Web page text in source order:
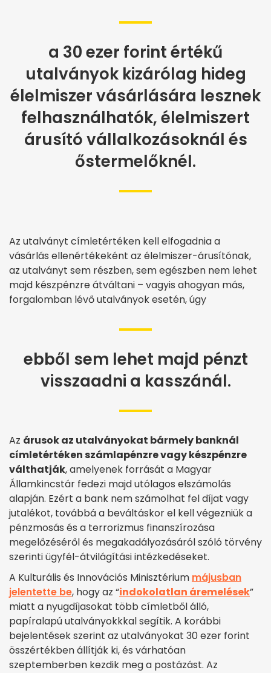
a 30 ezer forint értékű
utalványok kizárólag hideg
élelmiszer vásárlására lesznek
felhasználhatók, élelmiszert
árusító vállalkozásoknál és
őstermelőknél.
Az utalványt címletértéken kell elfogadnia a
vásárlás ellenértékeként az élelmiszer-árusítónak,
az utalványt sem részben, sem egészben nem lehet
majd készpénzre átváltani – vagyis ahogyan más,
forgalomban lévő utalványok esetén, úgy
ebből sem lehet majd pénzt
visszaadni a kasszánál.
Az árusok az utalványokat bármely banknál
címletértéken számlapénzre vagy készpénzre
válthatják, amelyenek forrását a Magyar
Államkincstár fedezi majd utólagos elszámolás
alapján. Ezért a bank nem számolhat fel díjat vagy
jutalékot, továbbá a beváltáskor el kell végezniük a
pénzmosás és a terrorizmus finanszírozása
megelőzéséről és megakadályozásáról szóló törvény
szerinti ügyfél-átvilágítási intézkedéseket.
A Kulturális és Innovációs Minisztérium májusban
jelentette be, hogy az “indokolatlan áremelések”
miatt a nyugdíjasokat több címletből álló,
papíralapú utalványokkkal segítik. A korábbi
bejelentések szerint az utalványokat 30 ezer forint
összértékben állítják ki, és várhatóan
szeptemberben kezdik meg a postázást. Az